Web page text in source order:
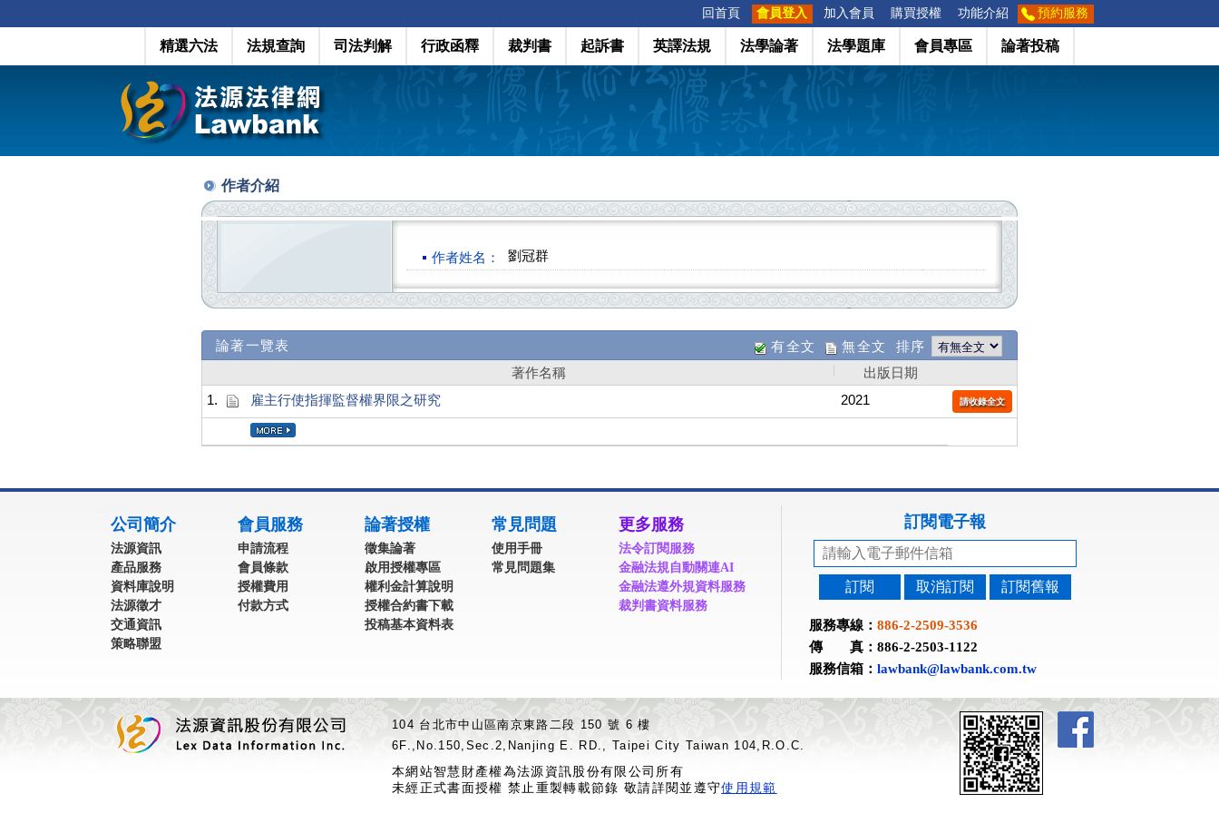
回首頁 會員登入 加入會員 購買授權 功能介紹 預約服務
精選六法 法規查詢 司法判解 行政函釋 裁判書 起訴書 英譯法規 法學論著 法學題庫 會員專區 論著投稿
作者介紹
作者姓名： 劉冠群
論著一覽表 有全文 無全文 排序
著作名稱
出版日期
1.
雇主行使指揮監督權界限之研究 2021 請收錄全文
公司簡介
法源資訊
產品服務
資料庫說明
法源徵才
交通資訊
策略聯盟
會員服務
申請流程
會員條款
授權費用
付款方式
論著授權
徵集論著
啟用授權專區
權利金計算說明
授權合約書下載
投稿基本資料表
常見問題
使用手冊
常見問題集
更多服務
法令訂閱服務
金融法規自動關連AI
金融法遵外規資料服務
裁判書資料服務
訂閱電子報
訂閱 取消訂閱 訂閱舊報
服務專線： 886-2-2509-3536
傳 真：886-2-2503-1122
服務信箱： lawbank@lawbank.com.tw
104 台北市中山區南京東路二段 150 號 6 樓
6F.,No.150,Sec.2,Nanjing E. RD., Taipei City Taiwan 104,R.O.C.
本網站智慧財產權為法源資訊股份有限公司所有
未經正式書面授權 禁止重製轉載節錄 敬請詳閱並遵守使用規範